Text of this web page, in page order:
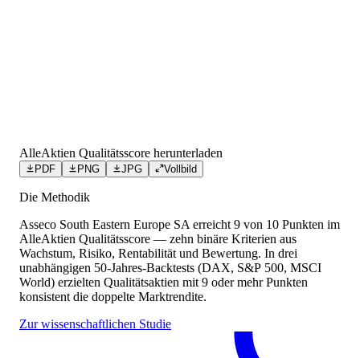
AlleAktien Qualitätsscore herunterladen
PDF PNG JPG Vollbild
Die Methodik
Asseco South Eastern Europe SAerreicht 9 von 10 Punkten im
AlleAktien Qualitätsscore — zehn binäre Kriterien aus
Wachstum, Risiko, Rentabilität und Bewertung. In drei
unabhängigen 50-Jahres-Backtests (DAX, S&P 500, MSCI
World) erzielten Qualitätsaktien mit 9 oder mehr Punkten
konsistent die doppelte Marktrendite.
Zur wissenschaftlichen Studie